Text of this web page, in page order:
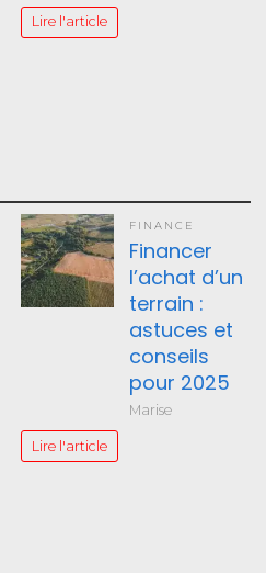
Lire l'article
FINANCE
Financer
l’achat d’un
terrain :
astuces et
conseils
pour 2025
Marise
Lire l'article